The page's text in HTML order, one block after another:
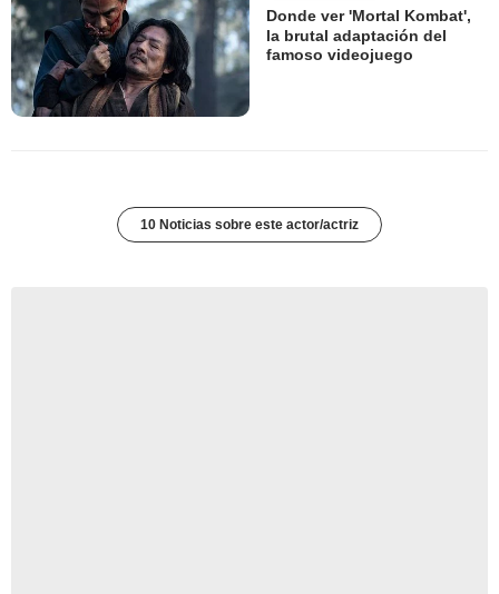
Donde ver 'Mortal Kombat',
la brutal adaptación del
famoso videojuego
10 Noticias sobre este actor/actriz